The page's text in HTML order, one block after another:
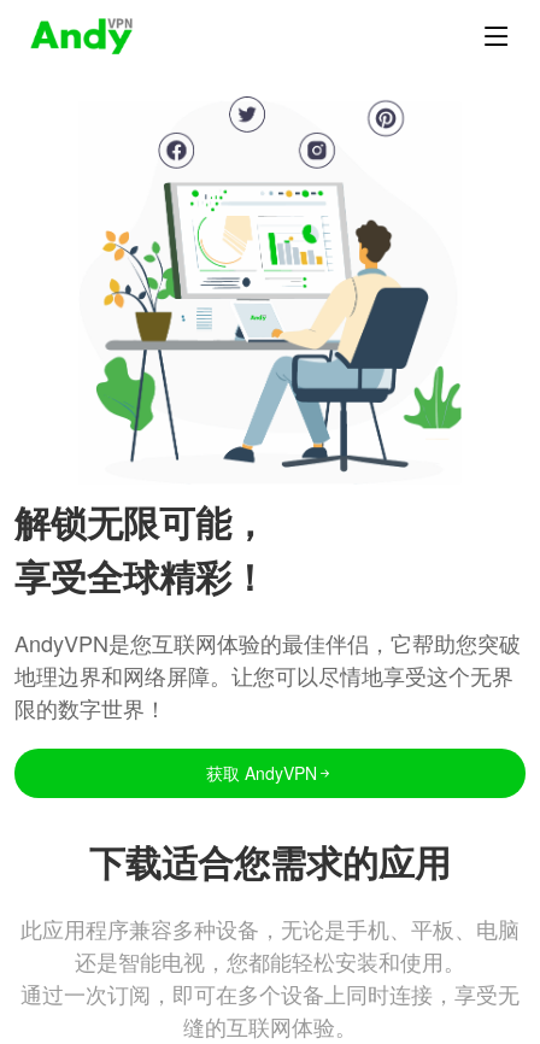
解锁无限可能，
享受全球精彩！
AndyVPN是您互联网体验的最佳伴侣，它帮助您突破
地理边界和网络屏障。让您可以尽情地享受这个无界
限的数字世界！
获取 AndyVPN
下载适合您需求的应用
此应用程序兼容多种设备，无论是手机、平板、电脑
还是智能电视，您都能轻松安装和使用。
通过一次订阅，即可在多个设备上同时连接，享受无
缝的互联网体验。